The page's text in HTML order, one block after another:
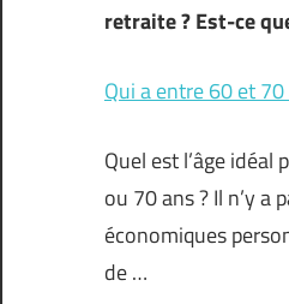
retraite ? Est-ce
Qui a entre 60 et 70
Quel est l’âge
ou 70 ans ? Il n’y
économiques
de …